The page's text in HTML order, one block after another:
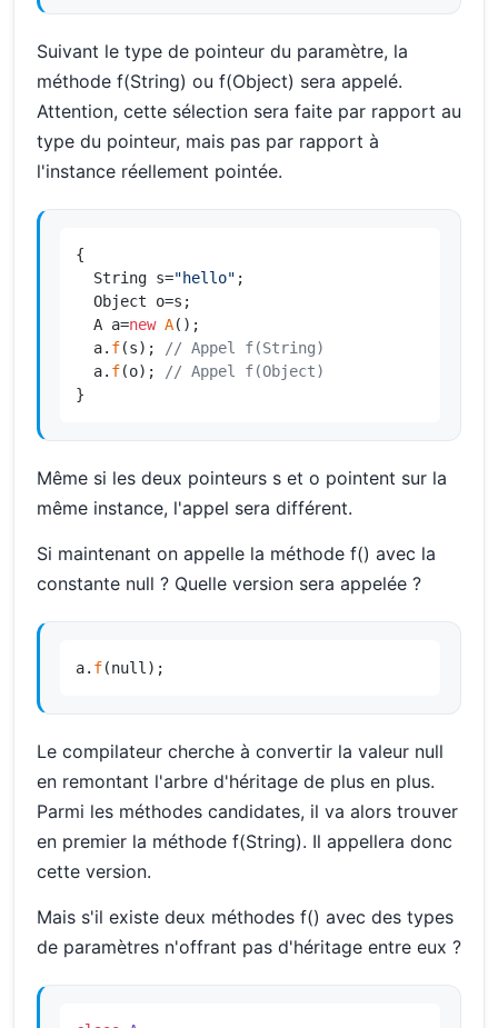
Suivant le type de pointeur du paramètre, la
méthode f(String) ou f(Object) sera appelé.
Attention, cette sélection sera faite par rapport au
type du pointeur, mais pas par rapport à
l'instance réellement pointée.
{
  String s=
"hello" ;
  Object o=s;
  A a=
new A();
  a.
f(s); // Appel f(String)
  a.
f(o); // Appel f(Object)
}
Même si les deux pointeurs s et o pointent sur la
même instance, l'appel sera différent.
Si maintenant on appelle la méthode f() avec la
constante null ? Quelle version sera appelée ?
a. f(null);
Le compilateur cherche à convertir la valeur null
en remontant l'arbre d'héritage de plus en plus.
Parmi les méthodes candidates, il va alors trouver
en premier la méthode f(String). Il appellera donc
cette version.
Mais s'il existe deux méthodes f() avec des types
de paramètres n'offrant pas d'héritage entre eux ?